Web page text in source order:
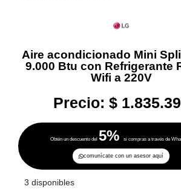
Aire acondicionado Mini
9.000 Btu con Refrigerante
Wifi a 220V
Precio: $
Obtén un descuento del 5% si compras a través de
comunícate con un asesor aquí
3 disponibles